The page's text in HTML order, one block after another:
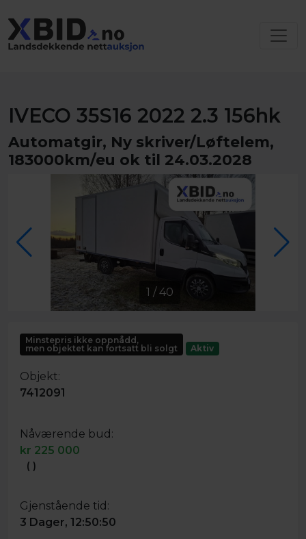
IVECO 35S16 2022 2.3 156hk
Automatgir, Ny skriver/Løftelem,
183000km/eu ok til 24.03.2028
1 /40
Minstepris ikke oppnådd,
men objektet kan fortsatt bli solgt
Aktiv
Objekt:
7412091
Nåværende bud:
kr 225 000
( )
Gjenstående tid:
3 Dager, 12:50:50